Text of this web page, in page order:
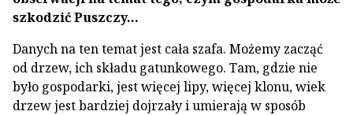
szkodzić Puszczy…
Danych na ten temat jest cała szafa. Możemy zacząć
od drzew, ich składu gatunkowego. Tam, gdzie nie
było gospodarki, jest więcej lipy, więcej klonu, wiek
drzew jest bardziej dojrzały i umierają w sposób